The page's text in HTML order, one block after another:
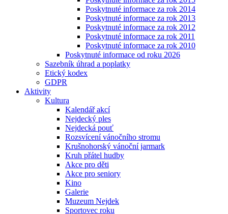
Poskytnuté informace za rok 2014
Poskytnuté informace za rok 2013
Poskytnuté informace za rok 2012
Poskytnuté informace za rok 2011
Poskytnuté informace za rok 2010
Poskytnuté informace od roku 2026
Sazebník úhrad a poplatky
Etický kodex
GDPR
Aktivity
Kultura
Kalendář akcí
Nejdecký ples
Nejdecká pouť
Rozsvícení vánočního stromu
Krušnohorský vánoční jarmark
Kruh přátel hudby
Akce pro děti
Akce pro seniory
Kino
Galerie
Muzeum Nejdek
Sportovec roku